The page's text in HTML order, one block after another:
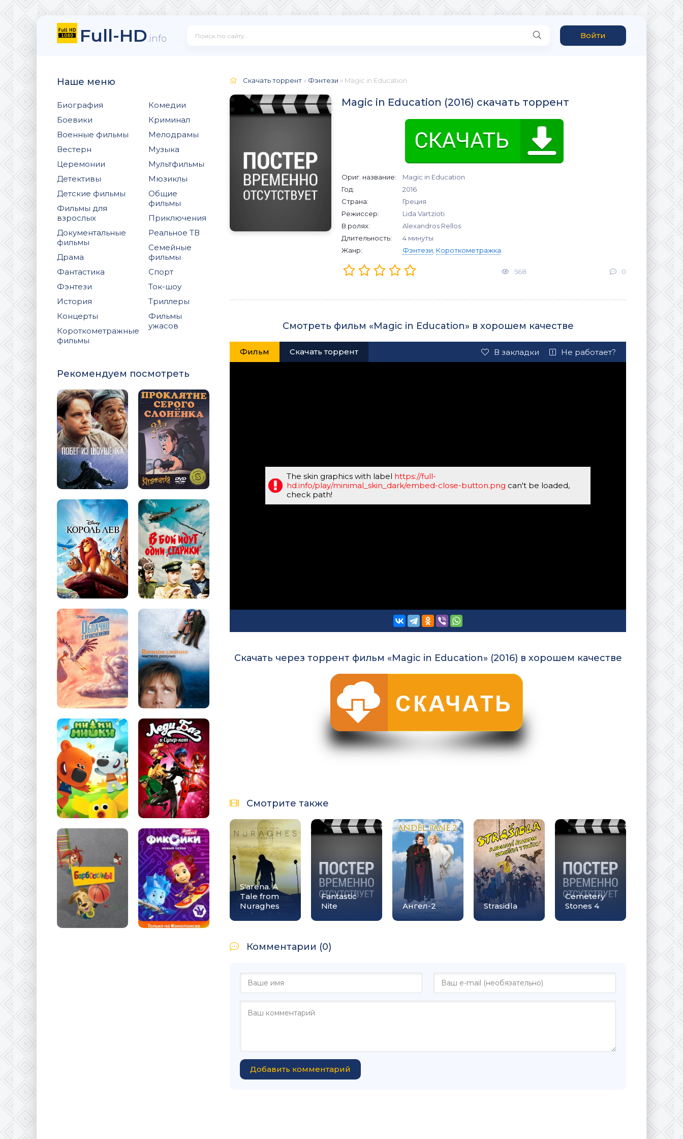
Full-HD.info Войти
Наше меню
Биография
Боевики
Военные фильмы
Вестерн
Церемонии
Детективы
Детские фильмы
Фильмы для
взрослых
Документальные
фильмы
Драма
Фантастика
Фэнтези
История
Концерты
Короткометражные
фильмы
Комедии
Криминал
Мелодрамы
Музыка
Мультфильмы
Мюзиклы
Общие
фильмы
Приключения
Реальное ТВ
Семейные
фильмы
Спорт
Ток-шоу
Триллеры
Фильмы
ужасов
Рекомендуем посмотреть
Скачать торрент » Фэнтези » Magic in Education
Magic in Education (2016) скачать торрент
Ориг. название:
Magic in Education
Год:
2016
Страна:
Греция
Режиссер:
Lida Vartzioti
В ролях:
Alexandros Rellos
Длительность:
4 минуты
Жанр:
Фэнтези Короткометражка
568 0
Смотреть фильм «Magic in Education» в хорошем качестве
Фильм Скачать торрент В закладки Не работает?
The skin graphics with label https://full-
hd.info/play/minimal_skin_dark/embed-close-button.png can't be loaded,
check path!
Скачать через торрент фильм «Magic in Education» (2016) в хорошем качестве
Смотрите также
S'arena. A
Tale from
Nuraghes
Fantastic
Nite
Ангел-2 Strasidla
Cemetery
Stones 4
Комментарии (0)
Добавить комментарий